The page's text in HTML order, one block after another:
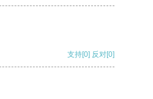
支持[0] 反对[0]